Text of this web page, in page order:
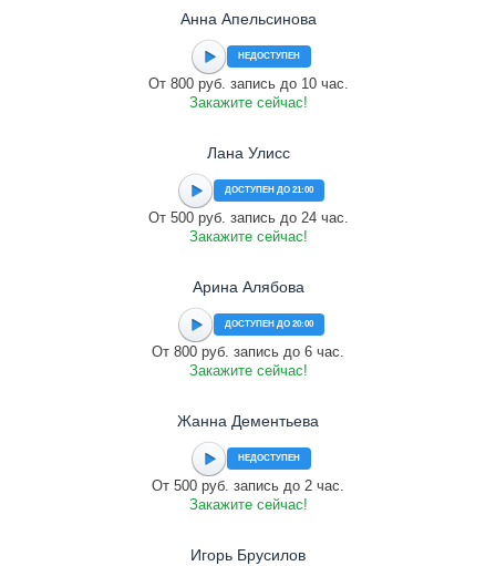
Анна Апельсинова
НЕДОСТУПЕН
От 800 руб. запись до 10 час.
Закажите сейчас!
Лана Улисс
ДОСТУПЕН ДО 21:00
От 500 руб. запись до 24 час.
Закажите сейчас!
Арина Алябова
ДОСТУПЕН ДО 20:00
От 800 руб. запись до 6 час.
Закажите сейчас!
Жанна Дементьева
НЕДОСТУПЕН
От 500 руб. запись до 2 час.
Закажите сейчас!
Игорь Брусилов